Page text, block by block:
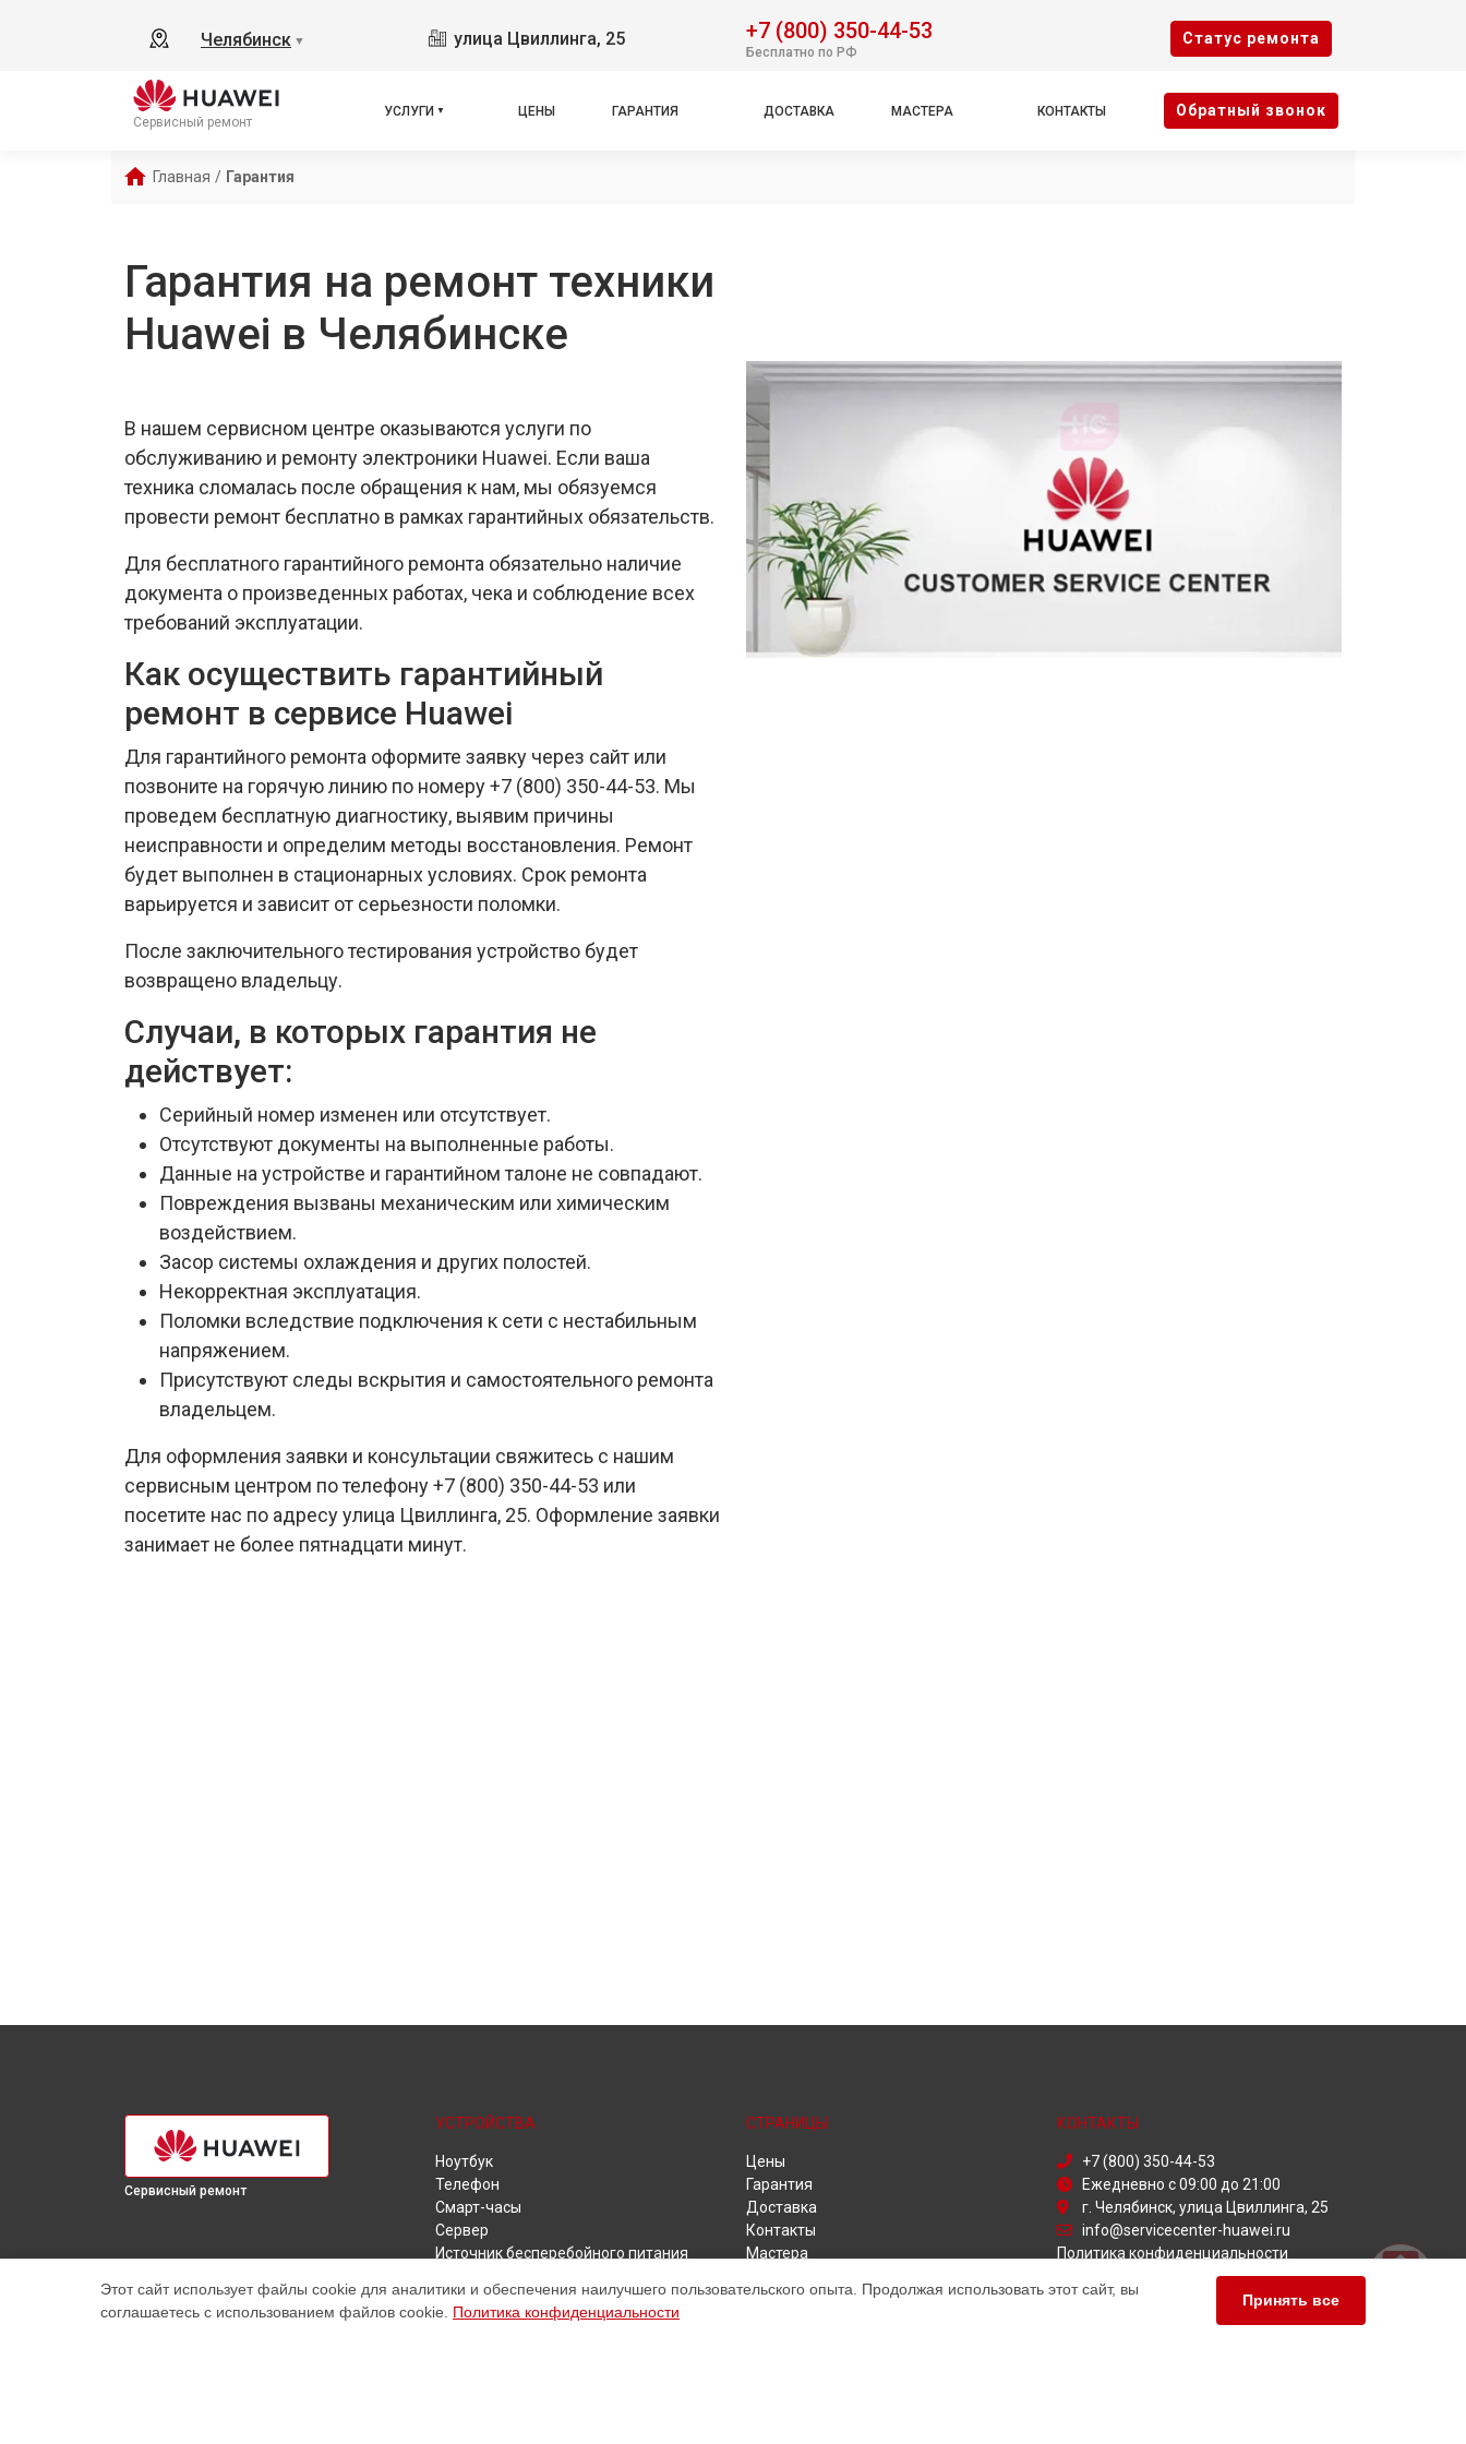
Челябинск ▼ улица Цвиллинга, 25 +7 (800) 350-44-53
Бесплатно по РФ
Cтатус ремонта
Сервисный ремонт
УСЛУГИ ЦЕНЫ ГАРАНТИЯ ДОСТАВКА МАСТЕРА КОНТАКТЫ Oбратный звонок
Главная / Гарантия
Гарантия на ремонт техники
Huawei в Челябинске
В нашем сервисном центре оказываются услуги по
обслуживанию и ремонту электроники Huawei. Если ваша
техника сломалась после обращения к нам, мы обязуемся
провести ремонт бесплатно в рамках гарантийных обязательств.
Для бесплатного гарантийного ремонта обязательно наличие
документа о произведенных работах, чека и соблюдение всех
требований эксплуатации.
Как осуществить гарантийный
ремонт в сервисе Huawei
Для гарантийного ремонта оформите заявку через сайт или
позвоните на горячую линию по номеру +7 (800) 350-44-53. Мы
проведем бесплатную диагностику, выявим причины
неисправности и определим методы восстановления. Ремонт
будет выполнен в стационарных условиях. Срок ремонта
варьируется и зависит от серьезности поломки.
После заключительного тестирования устройство будет
возвращено владельцу.
Случаи, в которых гарантия не
действует:
Серийный номер изменен или отсутствует.
Отсутствуют документы на выполненные работы.
Данные на устройстве и гарантийном талоне не совпадают.
Повреждения вызваны механическим или химическим
воздействием.
Засор системы охлаждения и других полостей.
Некорректная эксплуатация.
Поломки вследствие подключения к сети с нестабильным
напряжением.
Присутствуют следы вскрытия и самостоятельного ремонта
владельцем.
Для оформления заявки и консультации свяжитесь с нашим
сервисным центром по телефону +7 (800) 350-44-53 или
посетите нас по адресу улица Цвиллинга, 25. Оформление заявки
занимает не более пятнадцати минут.
Сервисный ремонт
УСТРОЙСТВА
Ноутбук
Телефон
Смарт-часы
Сервер
Источник бесперебойного питания
Наушники
Планшет
СТРАНИЦЫ
Цены
Гарантия
Доставка
Контакты
Мастера
КОНТАКТЫ
+7 (800) 350-44-53
Ежедневно с 09:00 до 21:00
г. Челябинск, улица Цвиллинга, 25
info@servicecenter-huawei.ru
Политика конфиденциальности
Способы оплаты
Этот сайт использует файлы cookie для аналитики и обеспечения наилучшего пользовательского опыта. Продолжая использовать этот сайт, вы
соглашаетесь с использованием файлов cookie. Политика конфиденциальности
Принять все